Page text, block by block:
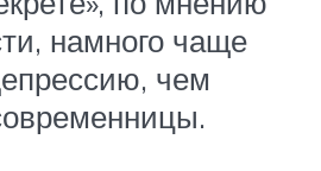
намного чаще
чем